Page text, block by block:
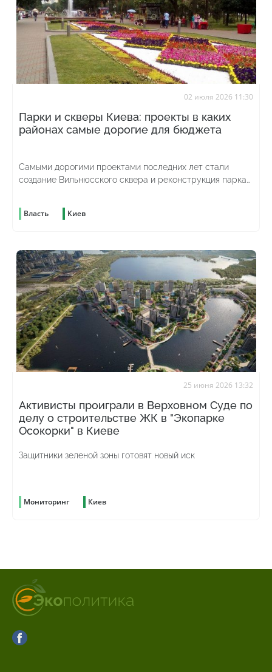
02 июля 2026 11:30
Парки и скверы Киева: проекты в каких
районах самые дорогие для бюджета
Самыми дорогими проектами последних лет стали
создание Вильнюсского сквера и реконструкция парка
Власть Киев
25 июня 2026 13:32
Активисты проиграли в Верховном Суде по
делу о строительстве ЖК в "Экопарке
Осокорки" в Киеве
Защитники зеленой зоны готовят новый иск
Мониторинг Киев